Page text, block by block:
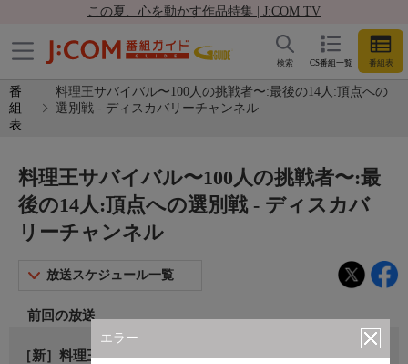
この夏、心を動かす作品特集 | J:COM TV
CS番組一覧 番組表
検索
番
組
表
料理王サバイバル〜100人の挑戦者〜:最後の14人:頂点への
選別戦 - ディスカバリーチャンネル
エラー
料理王サバイバル〜100人の挑戦者〜:最
後の14人:頂点への選別戦 - ディスカバ
リーチャンネル
放送スケジュール一覧
前回の放送
［新］料理王サバイバル〜100人の挑戦者〜：最後の14人：